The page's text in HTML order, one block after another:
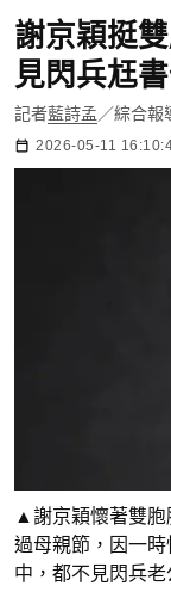
謝京穎挺
見閃兵尪
記者藍詩孟 ／綜合報
2026-05-11
▲謝京穎懷著雙胞
過母親節，因一
中，都不見閃兵老